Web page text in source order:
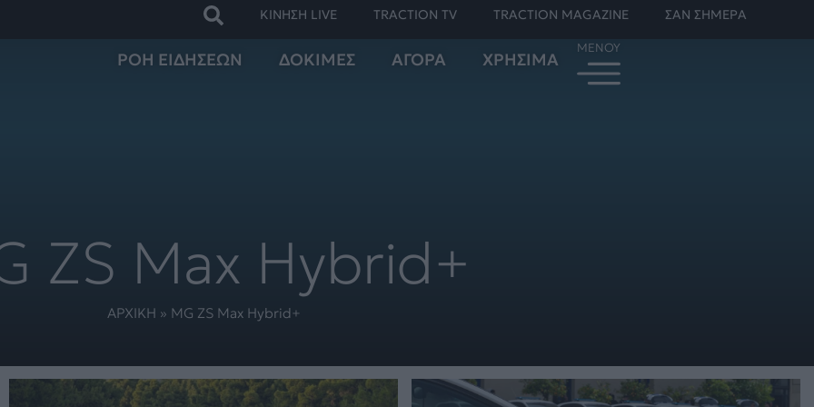
ΚΙΝΗΣΗ LIVE TRACTION TV TRACTION MAGAZINE ΣΑΝ ΣΗΜΕΡΑ
ΡΟΗ ΕΙΔΗΣΕΩΝ ΔΟΚΙΜΕΣ ΑΓΟΡΑ ΧΡΗΣΙΜΑ
ZS Max Hybrid+
ΑΡΧΙΚΗ » MG ZS Max Hybrid+